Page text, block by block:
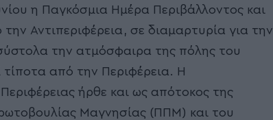
η Παγκόσμια Ημέρα Περιβάλλοντος και
Αντιπεριφέρεια, σε διαμαρτυρία για την
την ατμόσφαιρα της πόλης του
τίποτα από την Περιφέρεια. Η
ήρθε και ως απότοκος της
Μαγνησίας (ΠΠΜ) και του